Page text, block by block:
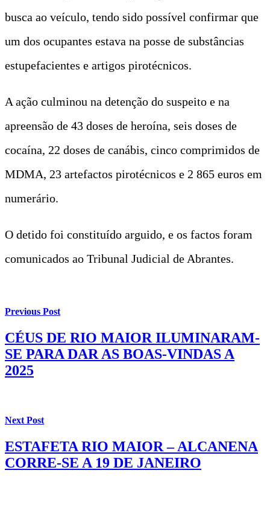
busca ao veículo, tendo sido possível confirmar que
um dos ocupantes estava na posse de substâncias
estupefacientes e artigos pirotécnicos.
A ação culminou na detenção do suspeito e na
apreensão de 43 doses de heroína, seis doses de
cocaína, 22 doses de canábis, cinco comprimidos de
MDMA, 23 artefactos pirotécnicos e 2 865 euros em
numerário.
O detido foi constituído arguido, e os factos foram
comunicados ao Tribunal Judicial de Abrantes.
Previous Post
CÉUS DE RIO MAIOR ILUMINARAM-
SE PARA DAR AS BOAS-VINDAS A
2025
Next Post
ESTAFETA RIO MAIOR – ALCANENA
CORRE-SE A 19 DE JANEIRO